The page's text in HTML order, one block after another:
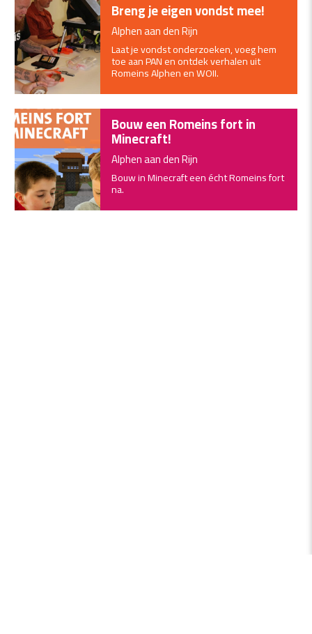
Breng je eigen vondst mee!
Alphen aan den Rijn
Laat je vondst onderzoeken, voeg hem
toe aan PAN en ontdek verhalen uit
Romeins Alphen en WOII.
Bouw een Romeins fort in
Minecraft!
Alphen aan den Rijn
Bouw in Minecraft een écht Romeins fort
na.